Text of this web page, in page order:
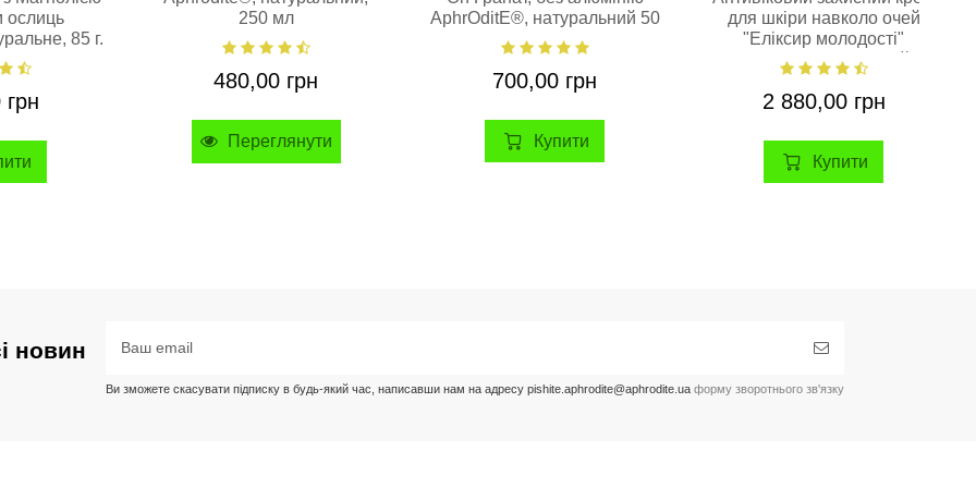
Купити Переглянути Купити
Купити Купити Купити
ослиць
85 г.
250 мл
480,00 грн
Переглянути
AphrOditE®, натуральний 50
мл.
700,00 грн
Купити
для шкіри навколо очей
"Еліксир молодості"
Aphrodite®, натуральний, 30
мл
2 880,00 грн
Купити
4 г
2 040,00 грн
новин
Ви зможете скасувати підписку в будь-який час, написавши нам на адресу pishite.aphrodite@aphrodite.uaформу зворотнього зв'язку